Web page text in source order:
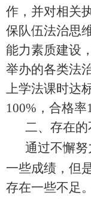
作，并对相关
保队伍法治思
能力素质建设
举办的各类法
上学法课时达
100% ，合格率
二、存在的
通过不懈
一些成绩，但
存在一些不足